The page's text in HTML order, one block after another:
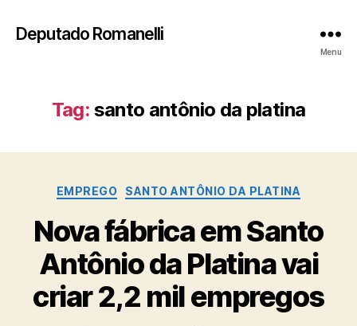
Deputado Romanelli
Menu
Tag: santo antônio da platina
Categorias
EMPREGO SANTO ANTÔNIO DA PLATINA
Nova fábrica em Santo
Antônio da Platina vai
criar 2,2 mil empregos